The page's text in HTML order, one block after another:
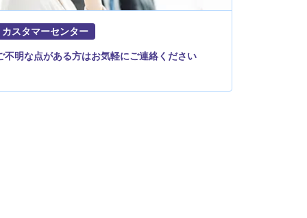
カスタマーセンター
不明な点がある方はお気軽にご連絡ください